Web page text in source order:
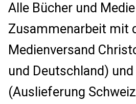
Alle Bücher und
Zusammenarbeit mit
Medienversand
und Deutschland)
(Auslieferung